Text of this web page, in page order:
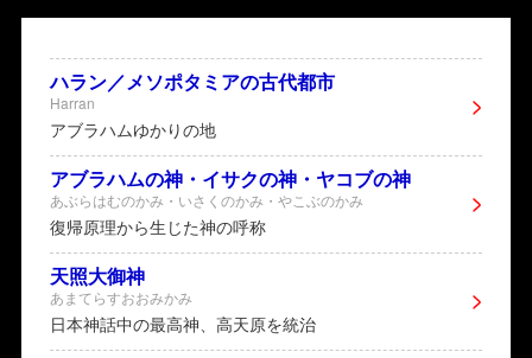
ハラン／メソポタミアの古代都市
Harran
アブラハムゆかりの地
アブラハムの神・イサクの神・ヤコブの神
あぶらはむのかみ・いさくのかみ・やこぶのかみ
復帰原理から生じた神の呼称
天照大御神
あまてらすおおみかみ
日本神話中の最高神、高天原を統治